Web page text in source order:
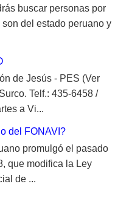
buscar personas por
del estado peruano y
de Jesús - PES (Ver
Telf.: 435-6458 /
a Vi...
del FONAVI?
promulgó el pasado
que modifica la Ley
de ...